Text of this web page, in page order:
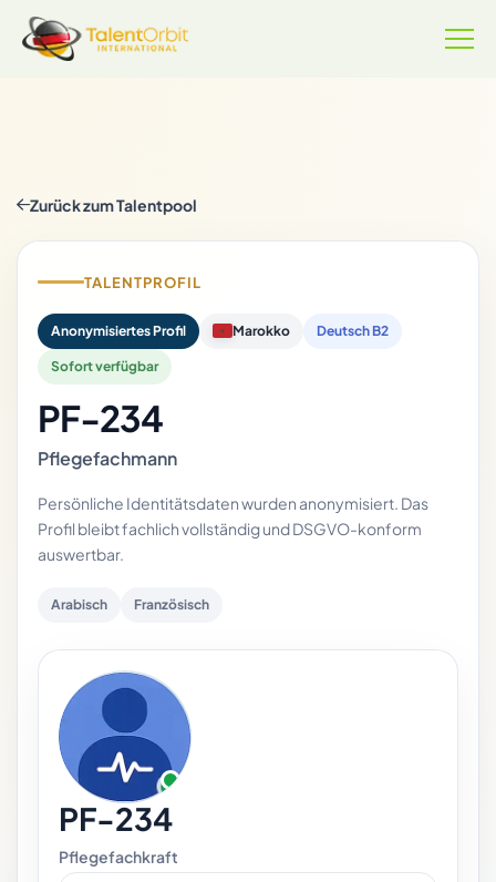
Zurück zum Talentpool
TALENTPROFIL
Anonymisiertes Profil Marokko Deutsch B2
Sofort verfügbar
PF-234
Pflegefachmann
Persönliche Identitätsdaten wurden anonymisiert. Das
Profil bleibt fachlich vollständig und DSGVO-konform
auswertbar.
Arabisch Französisch
PF-234
Pflegefachkraft